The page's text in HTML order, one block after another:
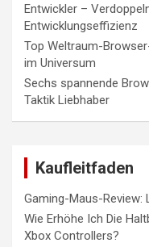
Entwickler –
Entwicklungseffizienz
Top Weltraum-
im Universum
Sechs spannende
Taktik Liebhaber
Kaufleitfaden
Gaming-Maus-Review:
Wie Erhöhe Ich Die
Xbox Controllers?